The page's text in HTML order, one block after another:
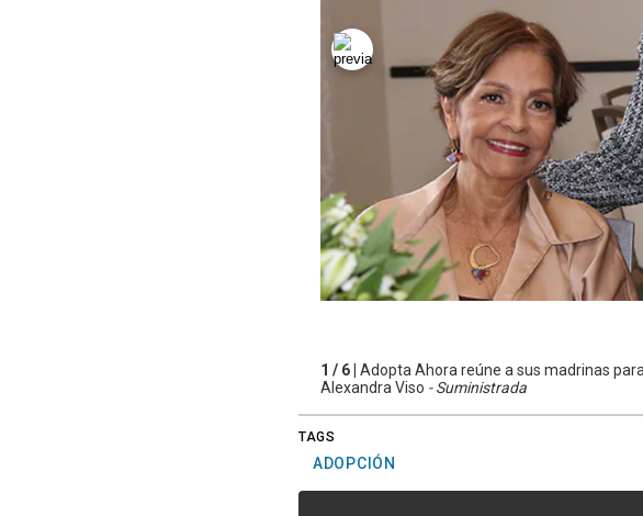
1 / 6 | Adopta Ahora reúne a sus madrinas
Alexandra Viso - Suministrada
TAGS
ADOPCIÓN